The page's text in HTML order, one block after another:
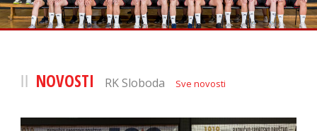
NOVOSTI RK Sloboda Sve novosti